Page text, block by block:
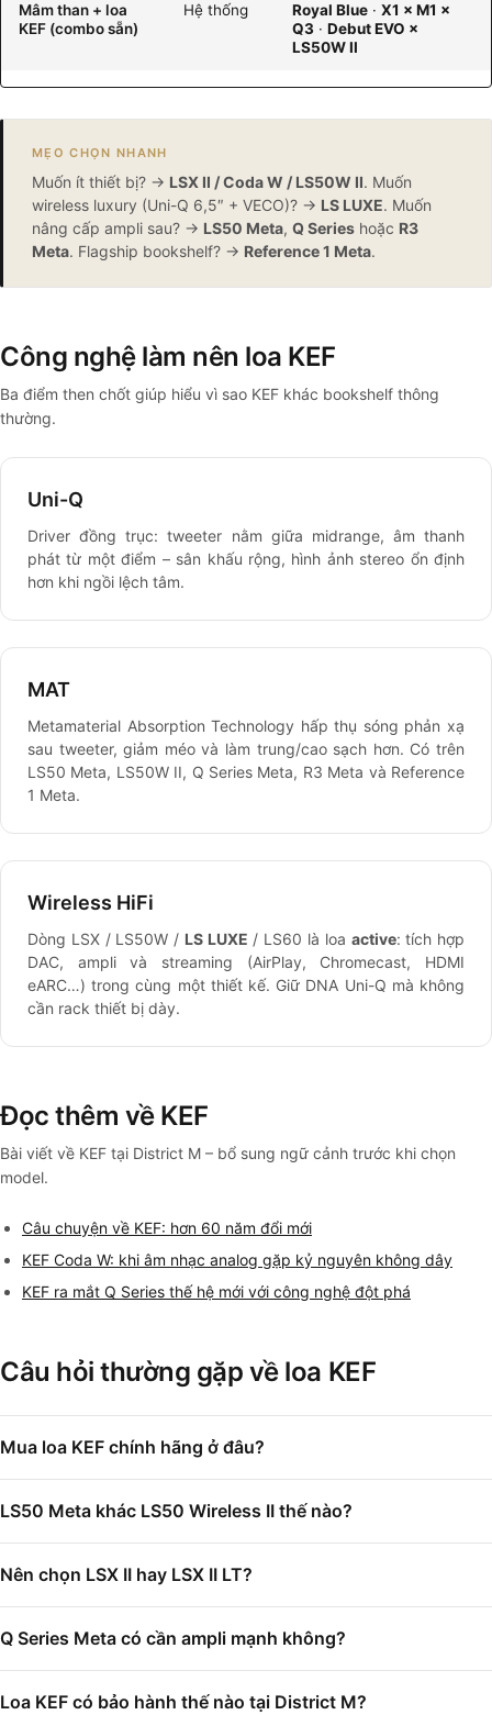
Mâm than + loa
KEF (combo sẵn)
Hệ thống Royal Blue · X1 × M1 ×
Q3 · Debut EVO ×
LS50W II
MẸO CHỌN NHANH
Muốn ít thiết bị? → LSX II / Coda W / LS50W II. Muốn
wireless luxury (Uni-Q 6,5″ + VECO)? → LS LUXE. Muốn
nâng cấp ampli sau? → LS50 Meta, Q Series hoặc R3
Meta. Flagship bookshelf? → Reference 1 Meta.
Công nghệ làm nên loa KEF
Ba điểm then chốt giúp hiểu vì sao KEF khác bookshelf thông
thường.
Uni-Q
Driver đồng trục: tweeter nằm giữa midrange, âm thanh
phát từ một điểm – sân khấu rộng, hình ảnh stereo ổn định
hơn khi ngồi lệch tâm.
MAT
Metamaterial Absorption Technology hấp thụ sóng phản xạ
sau tweeter, giảm méo và làm trung/cao sạch hơn. Có trên
LS50 Meta, LS50W II, Q Series Meta, R3 Meta và Reference
1 Meta.
Wireless HiFi
Dòng LSX / LS50W / LS LUXE / LS60 là loa active: tích hợp
DAC, ampli và streaming (AirPlay, Chromecast, HDMI
eARC…) trong cùng một thiết kế. Giữ DNA Uni-Q mà không
cần rack thiết bị dày.
Đọc thêm về KEF
Bài viết về KEF tại District M – bổ sung ngữ cảnh trước khi chọn
model.
Câu chuyện về KEF: hơn 60 năm đổi mới
KEF Coda W: khi âm nhạc analog gặp kỷ nguyên không dây
KEF ra mắt Q Series thế hệ mới với công nghệ đột phá
Câu hỏi thường gặp về loa KEF
Mua loa KEF chính hãng ở đâu?
LS50 Meta khác LS50 Wireless II thế nào?
Nên chọn LSX II hay LSX II LT?
Q Series Meta có cần ampli mạnh không?
Loa KEF có bảo hành thế nào tại District M?